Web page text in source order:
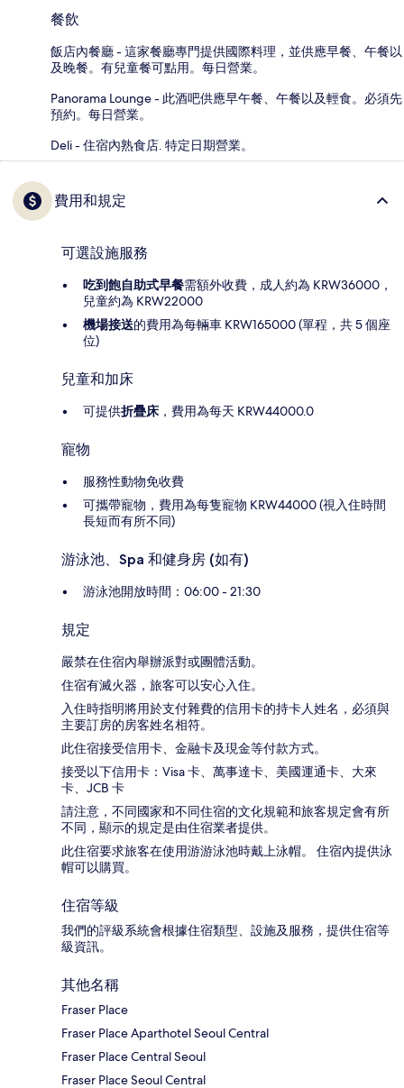
餐飲
飯店內餐廳 - 這家餐廳專門提供國際料理，並供應早餐、午餐以
及晚餐。有兒童餐可點用。每日營業。
Panorama Lounge - 此酒吧供應早午餐、午餐以及輕食。必須先
預約。每日營業。
Deli - 住宿內熟食店. 特定日期營業。
費用和規定
可選設施服務
吃到飽自助式早餐需額外收費，成人約為 KRW36000，
兒童約為 KRW22000
機場接送的費用為每輛車 KRW165000 (單程，共 5 個座
位)
兒童和加床
可提供折疊床 ，費用為每天 KRW44000.0
寵物
服務性動物免收費
可攜帶寵物，費用為每隻寵物 KRW44000 (視入住時間
長短而有所不同)
游泳池、Spa 和健身房 (如有)
游泳池開放時間：06:00 - 21:30
規定
嚴禁在住宿內舉辦派對或團體活動。
住宿有滅火器，旅客可以安心入住。
入住時指明將用於支付雜費的信用卡的持卡人姓名，必須與
主要訂房的房客姓名相符。
此住宿接受信用卡、金融卡及現金等付款方式。
接受以下信用卡：Visa 卡、萬事達卡、美國運通卡、大來
卡、JCB 卡
請注意，不同國家和不同住宿的文化規範和旅客規定會有所
不同，顯示的規定是由住宿業者提供。
此住宿要求旅客在使用游游泳池時戴上泳帽。 住宿內提供泳
帽可以購買。
住宿等級
我們的評級系統會根據住宿類型、設施及服務，提供住宿等
級資訊。
其他名稱
Fraser Place
Fraser Place Aparthotel Seoul Central
Fraser Place Central Seoul
Fraser Place Seoul Central